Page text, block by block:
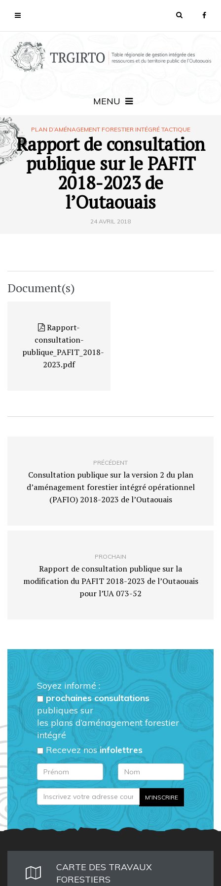
MENU
PLAN D’AMÉNAGEMENT FORESTIER INTÉGRÉ TACTIQUE
Rapport de consultation
publique sur le PAFIT
2018-2023 de
l’Outaouais
24 AVRIL 2018
Document(s)
Rapport-
consultation-
publique_PAFIT_2018-
2023.pdf
PRÉCÉDENT
Consultation publique sur la version 2 du plan
d’aménagement forestier intégré opérationnel
(PAFIO) 2018-2023 de l’Outaouais
PROCHAIN
Rapport de consultation publique sur la
modification du PAFIT 2018-2023 de l’Outaouais
pour l’UA 073-52
Soyez informé :
prochaines consultations
publiques sur
les plans d’aménagement forestier
intégré
Recevez nosinfolettres
CARTE DES TRAVAUX
FORESTIERS